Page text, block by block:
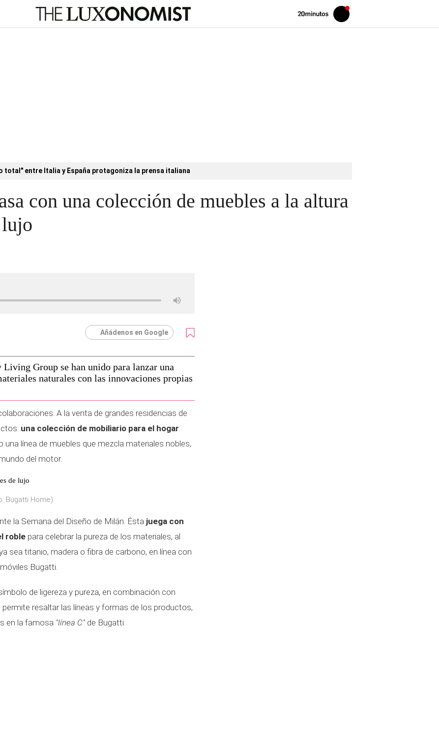
Volver
Iniciar
sesión
total" entre Italia y España protagoniza la prensa italiana
con una colección de muebles a la altura
lujo
Añádenos en Google
Group se han unido para lanzar una
naturales con las innovaciones propias
A la venta de grandes residencias de
una colección de mobiliario para el hogar.
una línea de muebles que mezcla materiales nobles,
del motor.
de lujo
Bugatti Home)
la Semana del Diseño de Milán. Ésta juega con
roble para celebrar la pureza de los materiales, al
sea titanio, madera o fibra de carbono, en línea con
Bugatti.
de ligereza y pureza, en combinación con
resaltar las líneas y formas de los productos,
en la famosa "línea C" de Bugatti.